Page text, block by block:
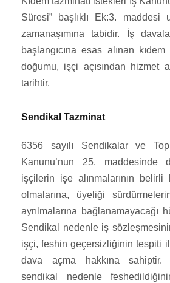
Süresi” başlıklı Ek:3. maddesi
zamanaşımına tabidir. İş
başlangıcına esas alınan kıdem
doğumu, işçi açısından hizmet
tarihtir.
Sendikal Tazminat
6356 sayılı Sendikalar ve
Kanunu’nun 25. maddesinde
işçilerin işe alınmalarının
olmalarına, üyeliği
ayrılmalarına bağlanamayacağı
Sendikal nedenle iş
işçi, feshin geçersizliğinin tespiti
dava açma hakkına sahiptir.
sendikal nedenle